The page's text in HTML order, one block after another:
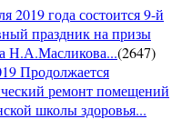
2019 года состоится 9-й
праздник на призы
Н.А.Масликова...(2647)
Продолжается
ремонт помещений
школы здоровья...